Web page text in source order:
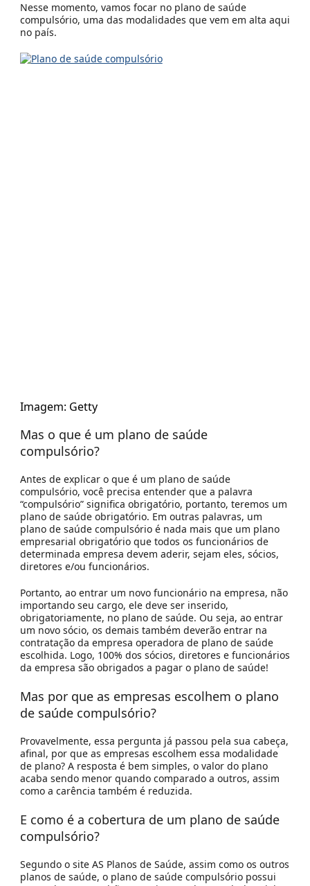
Nesse momento, vamos focar no plano de saúde
compulsório, uma das modalidades que vem em alta aqui
no país.
Imagem: Getty
Mas o que é um plano de saúde
compulsório?
Antes de explicar o que é um plano de saúde
compulsório, você precisa entender que a palavra
“compulsório” significa obrigatório, portanto, teremos um
plano de saúde obrigatório. Em outras palavras, um
plano de saúde compulsório é nada mais que um plano
empresarial obrigatório que todos os funcionários de
determinada empresa devem aderir, sejam eles, sócios,
diretores e/ou funcionários.
Portanto, ao entrar um novo funcionário na empresa, não
importando seu cargo, ele deve ser inserido,
obrigatoriamente, no plano de saúde. Ou seja, ao entrar
um novo sócio, os demais também deverão entrar na
contratação da empresa operadora de plano de saúde
escolhida. Logo, 100% dos sócios, diretores e funcionários
da empresa são obrigados a pagar o plano de saúde!
Mas por que as empresas escolhem o plano
de saúde compulsório?
Provavelmente, essa pergunta já passou pela sua cabeça,
afinal, por que as empresas escolhem essa modalidade
de plano? A resposta é bem simples, o valor do plano
acaba sendo menor quando comparado a outros, assim
como a carência também é reduzida.
E como é a cobertura de um plano de saúde
compulsório?
Segundo o site AS Planos de Saúde, assim como os outros
planos de saúde, o plano de saúde compulsório possui